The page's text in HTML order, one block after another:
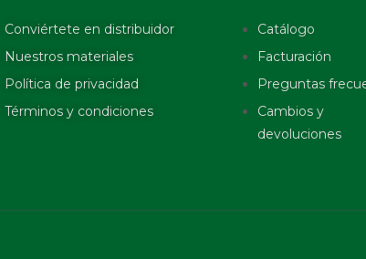
Conviértete en distribuidor
Nuestros materiales
Política de privacidad
Términos y condiciones
Catálogo
Facturación
Preguntas
Cambios y
devoluciones